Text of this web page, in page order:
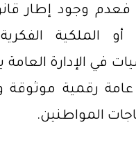
فعدم وجود إطار
أو الملكية
في الإدارة
رقمية موثوقة
المواطنين.